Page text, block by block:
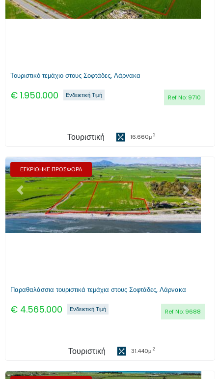
Τουριστικό τεμάχιο στους Σοφτάδες, Λάρνακα
€ 1.950.000 Ref No: 9710
Ενδεικτική Τιμή
Τουριστική 16.660μ 2
ΕΓΚΡΙΘΗΚΕ ΠΡΟΣΦΟΡΑ
Προηγούμενο Επόμενο
Παραθαλάσσια τουριστικά τεμάχια στους Σοφτάδες, Λάρνακα
€ 4.565.000 Ref No: 9688
Ενδεικτική Τιμή
Τουριστική 31.440μ 2